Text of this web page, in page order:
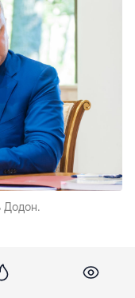
Додон.